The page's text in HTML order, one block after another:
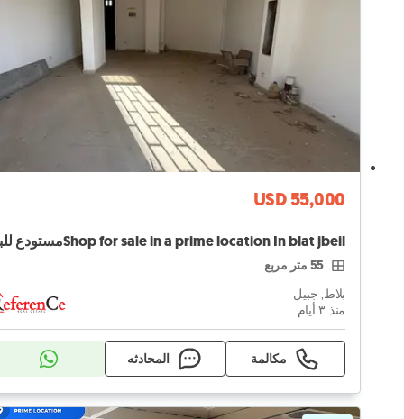
USD 55,000
55 متر مربع
بلاط, جبيل
منذ ٣ أيام
مكالمة المحادثه